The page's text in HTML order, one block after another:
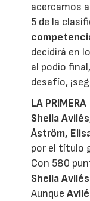
acercamos
5 de la
decidirá en
al podio
desafío,
LA PRIMERA
Sheila
Åström,
por el título
Con 580
Sheila Avilés
Aunque